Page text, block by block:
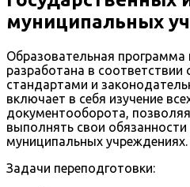
муниципальных
Образовательная программа
разработана в
стандартами и
включает в себя изучение
документооборота,
выполнять свои обязанности
муниципальных учреждениях.
Задачи переподготовки: